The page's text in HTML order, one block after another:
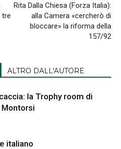
tre
Rita Dalla Chiesa (Forza Italia):
alla Camera «cercherò di
bloccare» la riforma della
157/92
ALTRO DALL'AUTORE
la Trophy room di
italiano